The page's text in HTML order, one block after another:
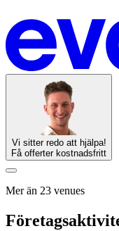
Vi sitter redo att hjälpa!
Få offerter kostnadsfritt
Mer än 23 venues